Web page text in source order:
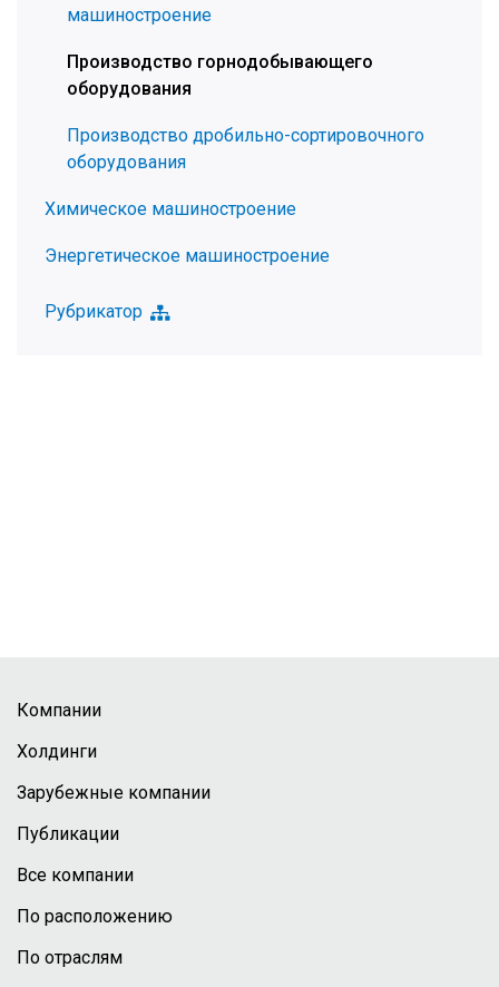
машиностроение
Производство горнодобывающего
оборудования
Производство дробильно-сортировочного
оборудования
Химическое машиностроение
Энергетическое машиностроение
Рубрикатор
Компании
Холдинги
Зарубежные компании
Публикации
Все компании
По расположению
По отраслям